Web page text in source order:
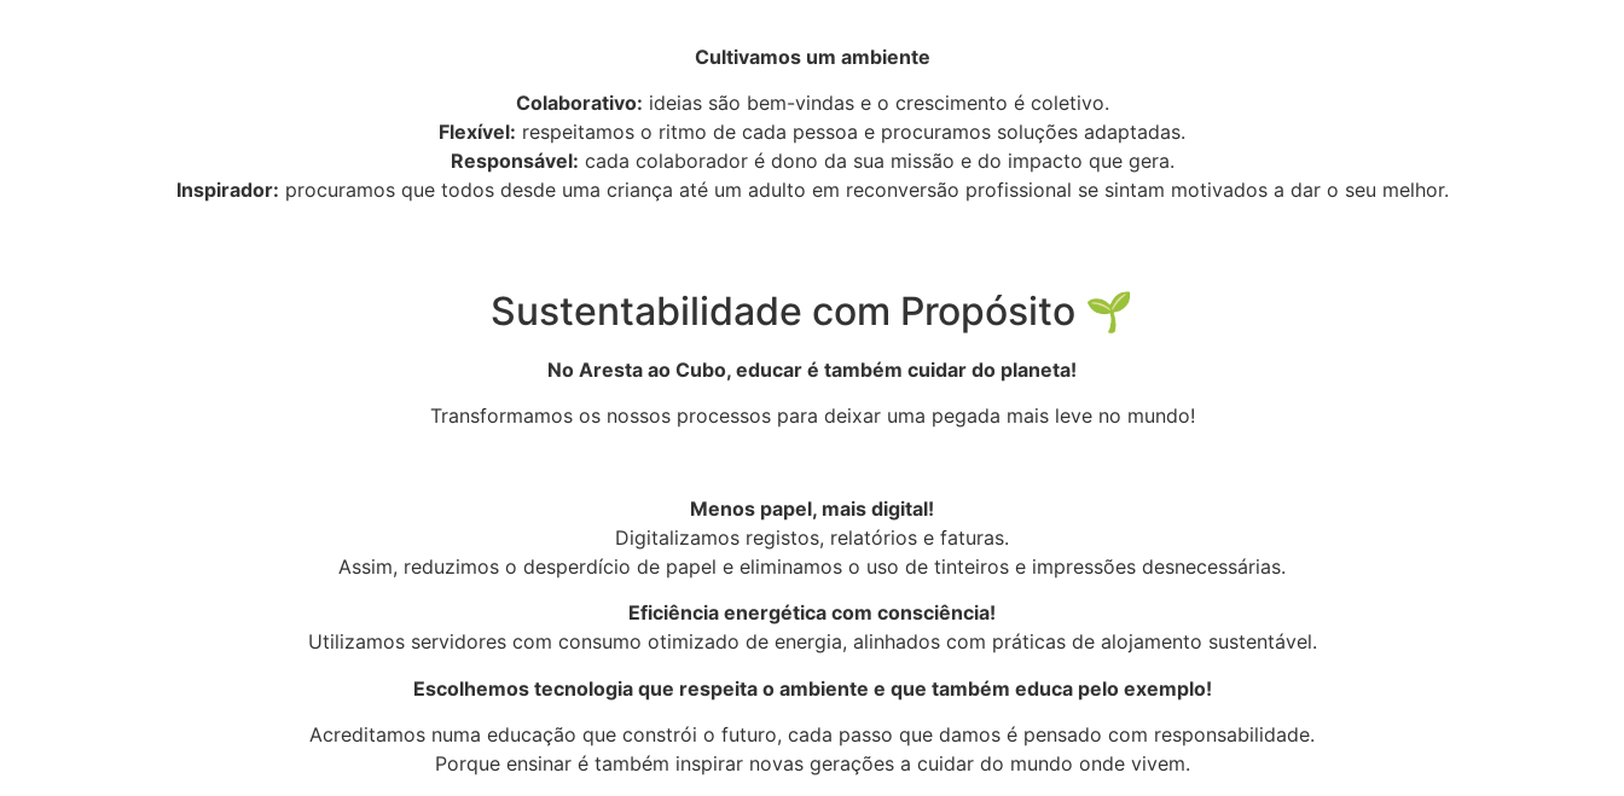
Cultivamos um ambiente
Colaborativo: ideias são bem-vindas e o crescimento é coletivo.
Flexível: respeitamos o ritmo de cada pessoa e procuramos soluções adaptadas.
Responsável: cada colaborador é dono da sua missão e do impacto que gera.
Inspirador: procuramos que todos desde uma criança até um adulto em reconversão profissional se sintam motivados a dar o seu melhor.
Sustentabilidade com Propósito 🌱
No Aresta ao Cubo, educar é também cuidar do planeta!
Transformamos os nossos processos para deixar uma pegada mais leve no mundo!
Menos papel, mais digital!
Digitalizamos registos, relatórios e faturas.
Assim, reduzimos o desperdício de papel e eliminamos o uso de tinteiros e impressões desnecessárias.
Eficiência energética com consciência!
Utilizamos servidores com consumo otimizado de energia, alinhados com práticas de alojamento sustentável.
Escolhemos tecnologia que respeita o ambiente e que também educa pelo exemplo!
Acreditamos numa educação que constrói o futuro, cada passo que damos é pensado com responsabilidade.
Porque ensinar é também inspirar novas gerações a cuidar do mundo onde vivem.